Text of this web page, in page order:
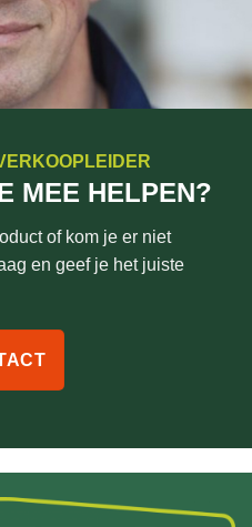
MEE HELPEN?
of kom je er niet
en geef je het juiste